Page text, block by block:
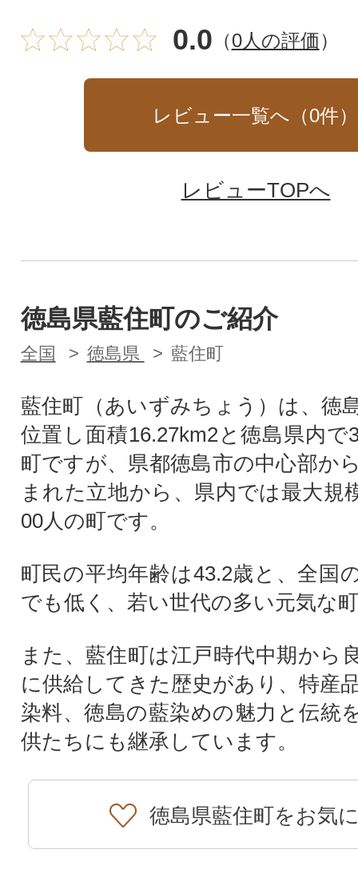
0.0 （0人の評価）
レビュー一覧へ（0件）
レビューTOPへ
徳島県藍住町のご紹介
全国 徳島県 藍住町
藍住町（あいずみちょう）は、徳
位置し面積16.27km2と徳島県内
町ですが、県都徳島市の中心部か
まれた立地から、県内では最大規
00人の町です。
町民の平均年齢は43.2歳と、全国
でも低く、若い世代の多い元気な
また、藍住町は江戸時代中期から
に供給してきた歴史があり、特産
染料、徳島の藍染めの魅力と伝統
供たちにも継承しています。
徳島県藍住町をお気